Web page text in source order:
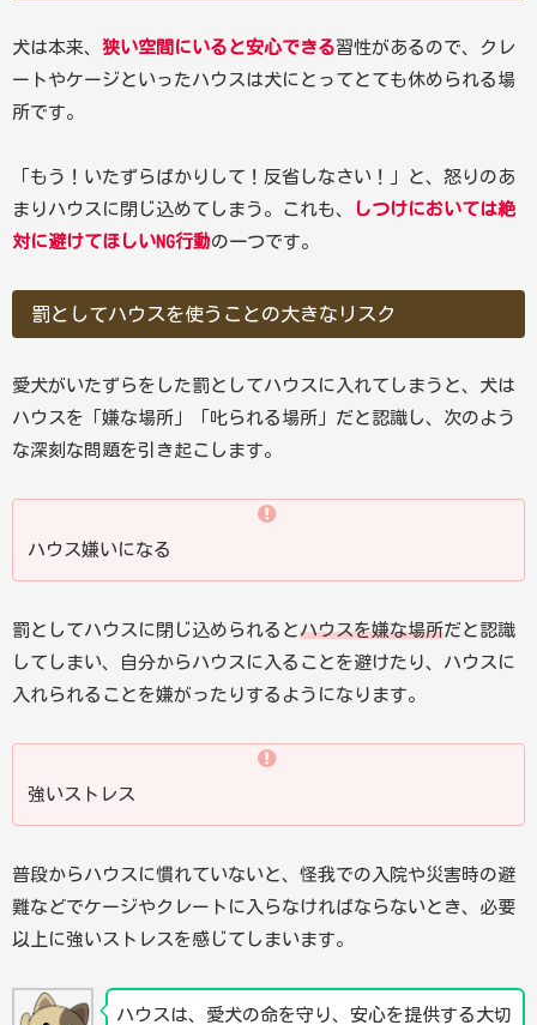
犬は本来、 狭い空間にいると安心できる習性があるので、クレ
ートやケージといったハウスは犬にとってとても休められる場
所です。
「もう！いたずらばかりして！反省しなさい！」と、怒りのあ
まりハウスに閉じ込めてしまう。これも、
しつけにおいては絶
対に避けてほしいNG行動の一つです。
罰としてハウスを使うことの大きなリスク
愛犬がいたずらをした罰としてハウスに入れてしまうと、犬は
ハウスを「嫌な場所」「叱られる場所」だと認識し、次のよう
な深刻な問題を引き起こします。
ハウス嫌いになる
罰としてハウスに閉じ込められるとハウスを嫌な場所だと認識
してしまい、自分からハウスに入ることを避けたり、ハウスに
入れられることを嫌がったりするようになります。
強いストレス
普段からハウスに慣れていないと、怪我での入院や災害時の避
難などでケージやクレートに入らなければならないとき、必要
以上に強いストレスを感じてしまいます。
ハウスは、愛犬の命を守り、安心を提供する大切